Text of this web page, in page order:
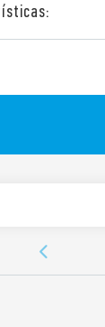
NO y NC ≥ 3
función
(con varistor
entre bobina
61095: 2009